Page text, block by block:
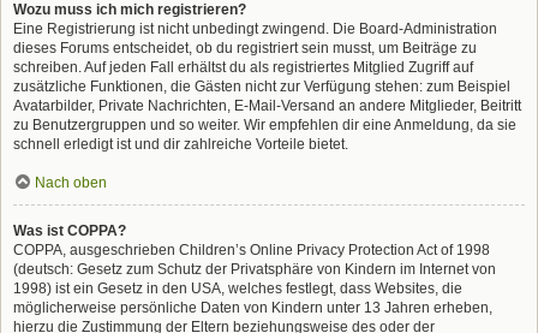
Wozu muss ich mich registrieren?
Eine Registrierung ist nicht unbedingt zwingend. Die Board-Administration
dieses Forums entscheidet, ob du registriert sein musst, um Beiträge zu
schreiben. Auf jeden Fall erhältst du als registriertes Mitglied Zugriff auf
zusätzliche Funktionen, die Gästen nicht zur Verfügung stehen: zum Beispiel
Avatarbilder, Private Nachrichten, E-Mail-Versand an andere Mitglieder, Beitritt
zu Benutzergruppen und so weiter. Wir empfehlen dir eine Anmeldung, da sie
schnell erledigt ist und dir zahlreiche Vorteile bietet.
Nach oben
Was ist COPPA?
COPPA, ausgeschrieben Children’s Online Privacy Protection Act of 1998
(deutsch: Gesetz zum Schutz der Privatsphäre von Kindern im Internet von
1998) ist ein Gesetz in den USA, welches festlegt, dass Websites, die
möglicherweise persönliche Daten von Kindern unter 13 Jahren erheben,
hierzu die Zustimmung der Eltern beziehungsweise des oder der